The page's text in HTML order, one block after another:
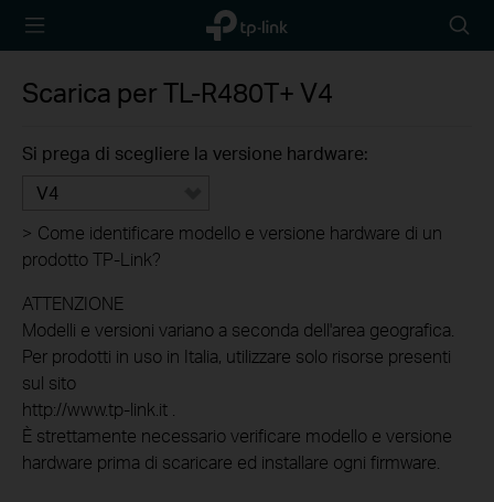
TP-Link,
Reliably
icon
Scarica perTL-R480T+ V4
Si prega di scegliere la versione hardware:
V4
> Come identificare modello e versione hardware di un
prodotto TP-Link?
ATTENZIONE
Modelli e versioni variano a seconda dell'area geografica.
Per prodotti in uso in Italia, utilizzare solo risorse presenti
sul sito
http://www.tp-link.it .
È strettamente necessario verificare modello e versione
hardware prima di scaricare ed installare ogni firmware.